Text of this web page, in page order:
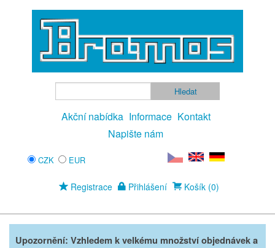
Akční nabídka Informace Kontakt
Napište nám
CZK EUR
Registrace Přihlášení Košík (0)
Upozornění: Vzhledem k velkému množství objednávek a